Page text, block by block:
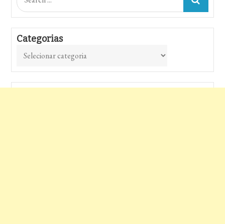
for:
Categorias
Categorias